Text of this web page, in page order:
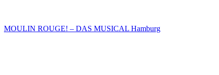
MOULIN ROUGE! – DAS MUSICAL Hamburg